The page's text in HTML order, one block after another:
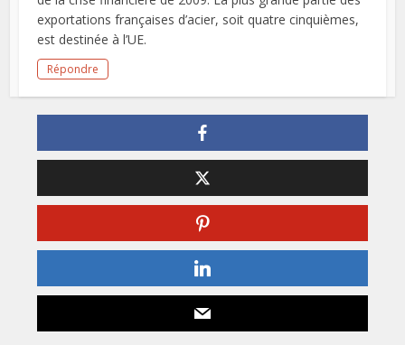
exportations françaises d’acier, soit quatre cinquièmes,
est destinée à l’UE.
Répondre